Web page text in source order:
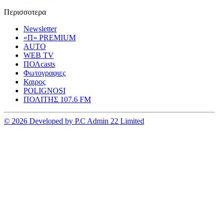
Περισσοτερα
Newsletter
«Π» PREMIUM
AUTO
WEB TV
ΠΟΛcasts
Φωτογραφιες
Καιρος
POLIGNOSI
ΠΟΛΙΤΗΣ 107.6 FM
© 2026 Developed by P.C Admin 22 Limited